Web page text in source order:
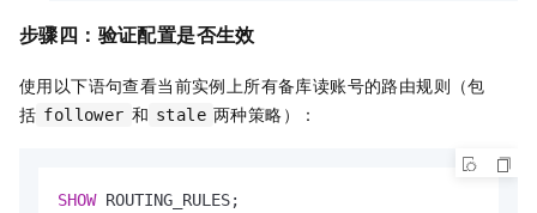
步骤四：验证配置是否生效
使用以下语句查看当前实例上所有备库读账号的路由规则（包
括 follower 和 stale 两种策略）：
SHOW ROUTING_RULES;